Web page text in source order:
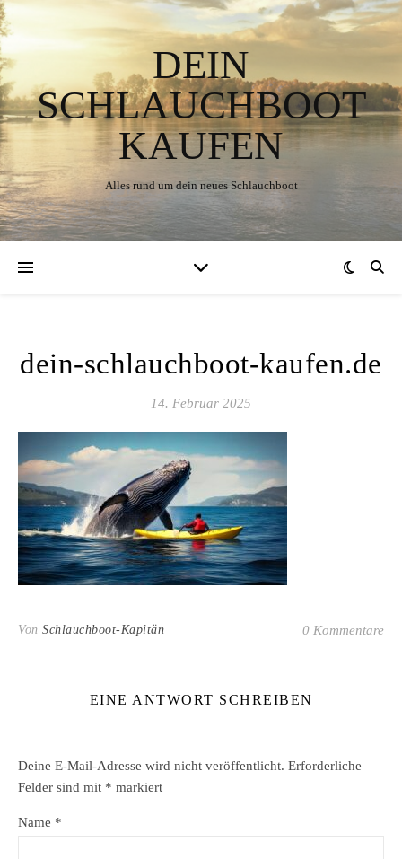
DEIN
SCHLAUCHBOOT
KAUFEN
Alles rund um dein neues Schlauchboot
dein-schlauchboot-kaufen.de
14. Februar 2025
Von Schlauchboot-Kapitän 0 Kommentare
EINE ANTWORT SCHREIBEN
Deine E-Mail-Adresse wird nicht veröffentlicht. Erforderliche
Felder sind mit * markiert
Name *